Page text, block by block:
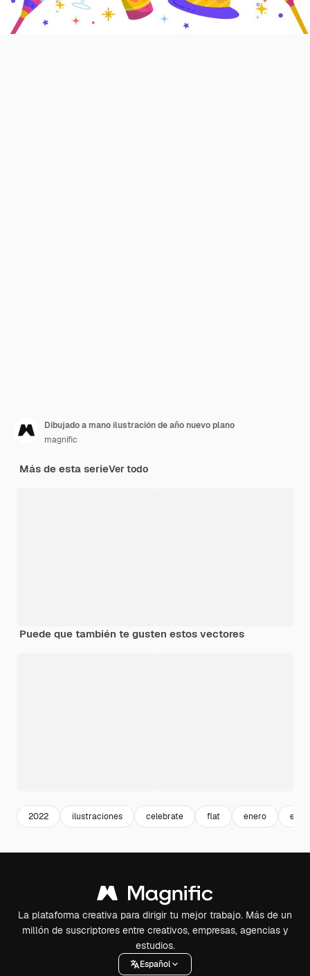
Dibujado a mano ilustración de año nuevo plano
magnific
Más de esta serieVer todo
Puede que también te gusten estos vectores
2022 ilustraciones celebrate flat enero
La plataforma creativa para dirigir tu mejor trabajo. Más de un
millón de suscriptores entre creativos, empresas, agencias y
estudios.
Español